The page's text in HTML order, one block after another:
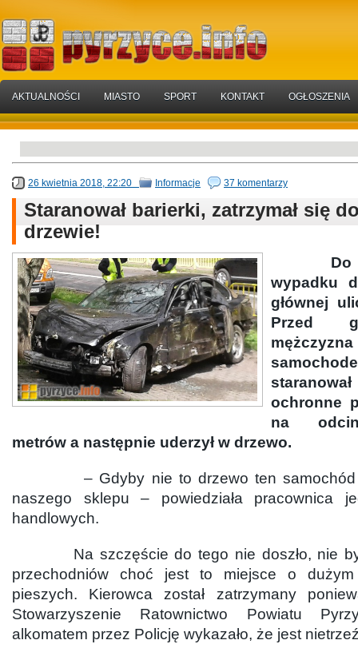
AKTUALNOŚCI MIASTO SPORT KONTAKT OGŁOSZENIA
26 kwietnia 2018, 22:20 Informacje 37 komentarzy
Staranował barierki, zatrzymał się
drzewie!
Do
wypadku
głównej
Przed
ochronne
na
metrów a następnie uderzył w drzewo.
– Gdyby nie to drzewo ten samochód
naszego sklepu – powiedziała pracownica
handlowych.
Na szczęście do tego nie doszło, nie
przechodniów choć jest to miejsce o
pieszych. Kierowca został zatrzymany
Stowarzyszenie Ratownictwo Powiatu
alkomatem przez Policję wykazało, że jest